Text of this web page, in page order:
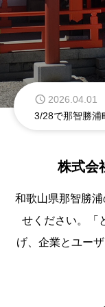
2026.05.13
南紀くろしお
2026.04.01
3/28で那智勝浦
中村覚之助サ
2026.03.19
2026.03.11
株式会
和歌山県那智勝
せください。「
げ、企業とユー